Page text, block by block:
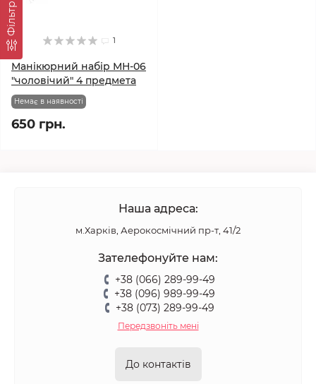
Фільтр
1
Манікюрний набір МН-06
"чоловічий" 4 предмета
Немає в наявності
650 грн.
Наша адреса:
м.Харків, Аерокосмічний пр-т, 41/2
Зателефонуйте нам:
+38 (066) 289-99-49
+38 (096) 989-99-49
+38 (073) 289-99-49
Передзвоніть мені
До контактів